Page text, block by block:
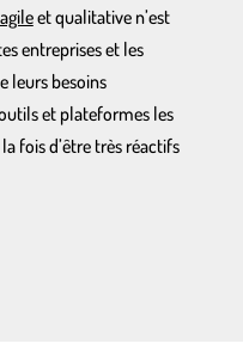
et qualitative n’est
entreprises et les
leurs besoins
et plateformes les
fois d’être très réactifs